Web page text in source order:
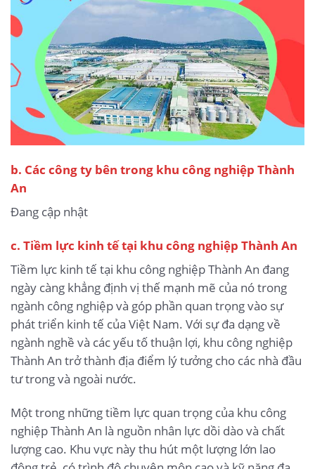
b. Các công ty bên trong khu công nghiệp Thành
An
Đang cập nhật
c. Tiềm lực kinh tế tại khu công nghiệp Thành An
Tiềm lực kinh tế tại khu công nghiệp Thành An đang
ngày càng khẳng định vị thế mạnh mẽ của nó trong
ngành công nghiệp và góp phần quan trọng vào sự
phát triển kinh tế của Việt Nam. Với sự đa dạng về
ngành nghề và các yếu tố thuận lợi, khu công nghiệp
Thành An trở thành địa điểm lý tưởng cho các nhà đầu
tư trong và ngoài nước.
Một trong những tiềm lực quan trọng của khu công
nghiệp Thành An là nguồn nhân lực dồi dào và chất
lượng cao. Khu vực này thu hút một lượng lớn lao